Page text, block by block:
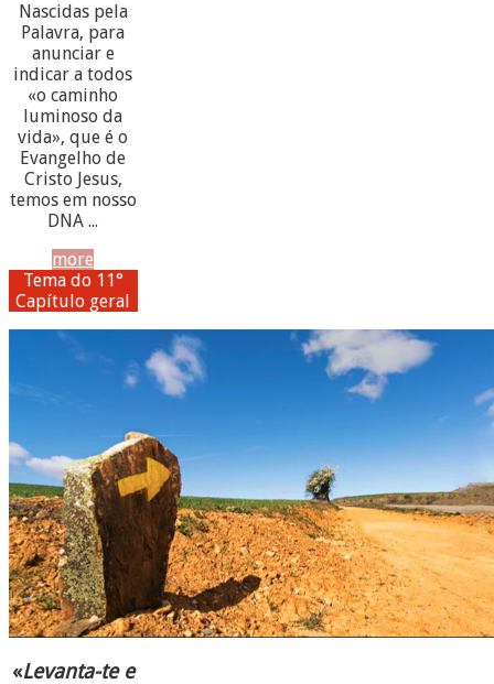
Nascidas pela
Palavra, para
anunciar e
indicar a todos
«o caminho
luminoso da
vida», que é o
Evangelho de
Cristo Jesus,
temos em nosso
DNA ...
more
Tema do 11°
Capítulo geral
«Levanta-te e